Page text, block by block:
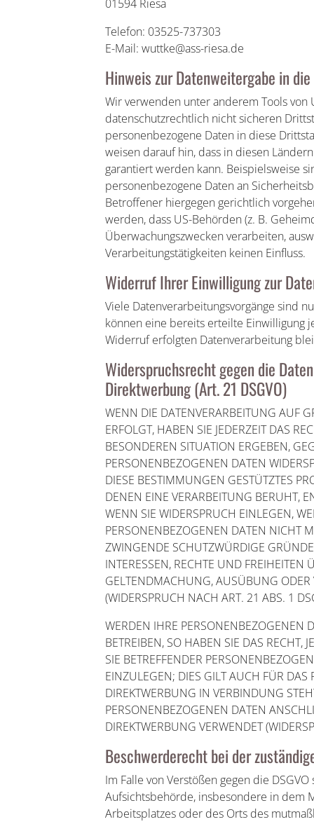
01594 Riesa
Telefon: 03525-737303
E-Mail: wuttke@ass-riesa.de
Hinweis zur Datenweitergabe in
Wir verwenden unter anderem Tools
datenschutzrechtlich nicht sicheren
personenbezogene Daten in diese
weisen darauf hin, dass in diesen
garantiert werden kann. Beispielsweise
personenbezogene Daten an
Betroffener hiergegen gerichtlich
werden, dass US-Behörden (z. B.
Überwachungszwecken verarbeiten,
Verarbeitungstätigkeiten keinen Einfluss.
Widerruf Ihrer Einwilligung zur
Viele Datenverarbeitungsvorgänge sind
können eine bereits erteilte Einwilligung
Widerruf erfolgten Datenverarbeitung
Widerspruchsrecht gegen die
Direktwerbung (Art. 21 DSGVO)
WENN DIE DATENVERARBEITUNG AUF
ERFOLGT, HABEN SIE JEDERZEIT DAS
BESONDEREN SITUATION ERGEBEN,
PERSONENBEZOGENEN DATEN
DIESE BESTIMMUNGEN GESTÜTZTES
DENEN EINE VERARBEITUNG BERUHT,
WENN SIE WIDERSPRUCH EINLEGEN,
PERSONENBEZOGENEN DATEN NICHT
ZWINGENDE SCHUTZWÜRDIGE
INTERESSEN, RECHTE UND FREIHEITEN
GELTENDMACHUNG, AUSÜBUNG
(WIDERSPRUCH NACH ART. 21 ABS. 1
WERDEN IHRE PERSONENBEZOGENEN
BETREIBEN, SO HABEN SIE DAS RECHT,
SIE BETREFFENDER
EINZULEGEN; DIES GILT AUCH FÜR DAS
DIREKTWERBUNG IN VERBINDUNG
PERSONENBEZOGENEN DATEN
DIREKTWERBUNG VERWENDET
Beschwerde­recht bei der
Im Falle von Verstößen gegen die
Aufsichtsbehörde, insbesondere in dem
Arbeitsplatzes oder des Orts des